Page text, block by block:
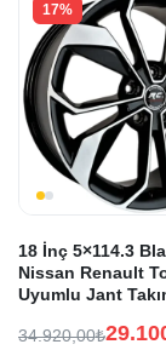
17%
18 İnç 5×114.3
Nissan Renault
Uyumlu Jant
34.920,00₺